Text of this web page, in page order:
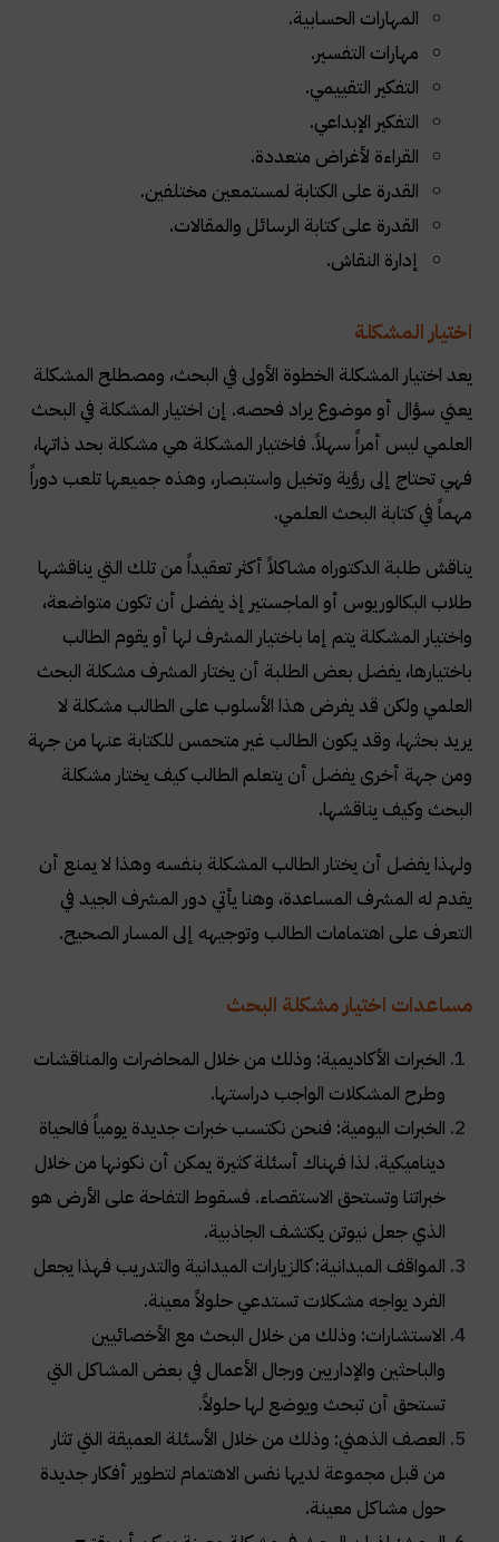
المهارات الحسابية.
مهارات التفسير.
التفكير التقييمي.
التفكير الإبداعي.
القراءة لأغراض متعددة.
القدرة على الكتابة لمستمعين مختلفين.
القدرة على كتابة الرسائل والمقالات.
إدارة النقاش.
اختيار المشكلة
يعد اختيار المشكلة الخطوة الأولى في البحث، ومصطلح المشكلة
يعني سؤال أو موضوع يراد فحصه. إن اختيار المشكلة في البحث
العلمي ليس أمراً سهلاً. فاختيار المشكلة هي مشكلة بحد ذاتها،
فهي تحتاج إلى رؤية وتخيل واستبصار، وهذه جميعها تلعب دوراً
مهماً في كتابة البحث العلمي.
يناقش طلبة الدكتوراه مشاكلاً أكثر تعقيداً من تلك التي يناقشها
طلاب البكالوريوس أو الماجستير إذ يفضل أن تكون متواضعة،
واختيار المشكلة يتم إما باختيار المشرف لها أو يقوم الطالب
باختيارها، يفضل بعض الطلبة أن يختار المشرف مشكلة البحث
العلمي ولكن قد يفرض هذا الأسلوب على الطالب مشكلة لا
يريد بحثها، وقد يكون الطالب غير متحمس للكتابة عنها من جهة
ومن جهة أخرى يفضل أن يتعلم الطالب كيف يختار مشكلة
البحث وكيف يناقشها.
ولهذا يفضل أن يختار الطالب المشكلة بنفسه وهذا لا يمنع أن
يقدم له المشرف المساعدة، وهنا يأتي دور المشرف الجيد في
التعرف على اهتمامات الطالب وتوجيهه إلى المسار الصحيح.
مساعدات اختيار مشكلة البحث
الخبرات الأكاديمية: وذلك من خلال المحاضرات والمناقشات
وطرح المشكلات الواجب دراستها.
الخبرات اليومية: فنحن نكتسب خبرات جديدة يومياً فالحياة
ديناميكية. لذا فهناك أسئلة كثيرة يمكن أن نكونها من خلال
خبراتنا وتستحق الاستقصاء. فسقوط التفاحة على الأرض هو
الذي جعل نيوتن يكتشف الجاذبية.
المواقف الميدانية: كالزيارات الميدانية والتدريب فهذا يجعل
الفرد يواجه مشكلات تستدعي حلولاً معينة.
الاستشارات: وذلك من خلال البحث مع الأخصائيين
والباحثين والإداريين ورجال الأعمال في بعض المشاكل التي
تستحق أن تبحث ويوضع لها حلولاً.
العصف الذهني: وذلك من خلال الأسئلة العميقة التي تثار
من قبل مجموعة لديها نفس الاهتمام لتطوير أفكار جديدة
حول مشاكل معينة.